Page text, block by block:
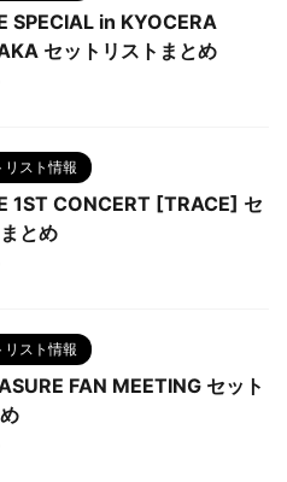
SPECIAL in KYOCERA
セットリストまとめ
リスト情報
1ST CONCERT [TRACE] セ
とめ
リスト情報
FAN MEETING セット